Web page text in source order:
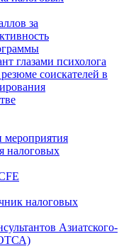
за
глазами психолога
соискателей в
налоговых
налоговых
Азиатского-